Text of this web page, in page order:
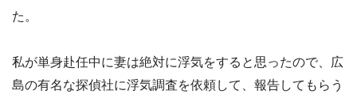
た。
私が単身赴任中に妻は絶対に浮気をすると思ったので、広
島の有名な探偵社に浮気調査を依頼して、報告してもらう